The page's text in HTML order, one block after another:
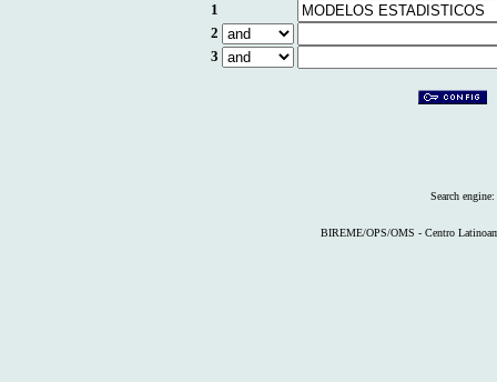
1
2
3
Search engine:
BIREME/OPS/OMS - Centro